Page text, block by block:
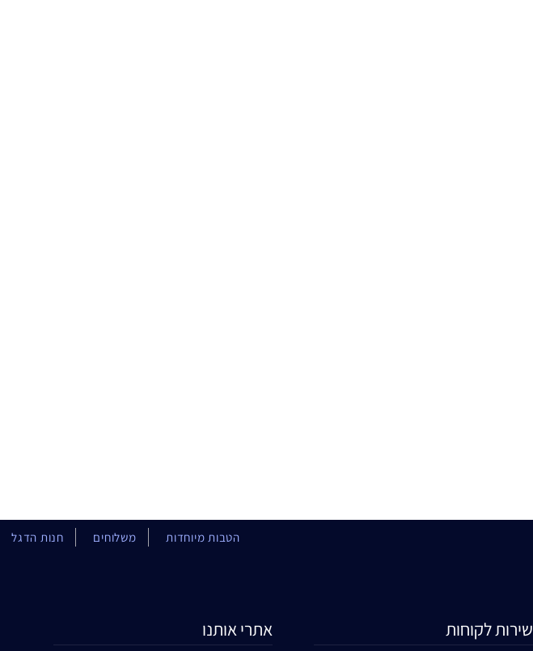
הטבות מיוחדות משלוחים חנות הדגל
שירות לקוחות אתרי אותנו